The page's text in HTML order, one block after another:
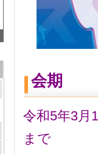
会期
令和5年3月
まで